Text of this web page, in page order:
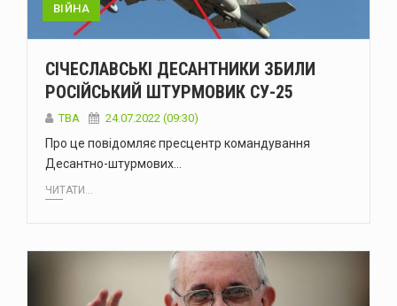
ВІЙНА
СІЧЕСЛАВСЬКІ ДЕСАНТНИКИ ЗБИЛИ
РОСІЙСЬКИЙ ШТУРМОВИК СУ-25
ТВА 24.07.2022 (09:30)
Про це повідомляє пресцентр командування
Десантно-штурмових…
ЧИТАТИ...